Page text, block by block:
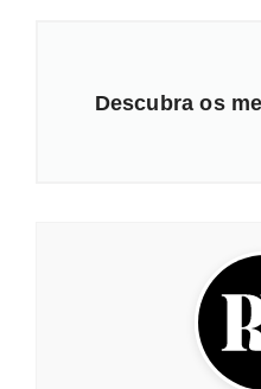
Descubra os